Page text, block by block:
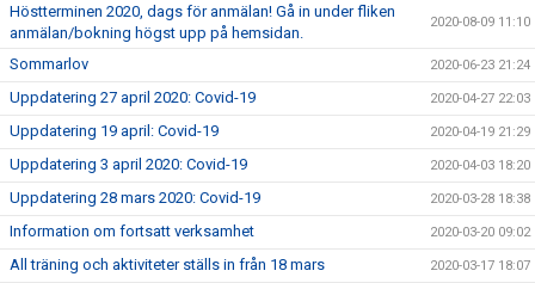
Höstterminen 2020, dags för anmälan! Gå in under fliken
anmälan/bokning högst upp på hemsidan.
2020-08-09 11:10
Sommarlov 2020-06-23 21:24
Uppdatering 27 april 2020: Covid-19 2020-04-27 22:03
Uppdatering 19 april: Covid-19 2020-04-19 21:29
Uppdatering 3 april 2020: Covid-19 2020-04-03 18:20
Uppdatering 28 mars 2020: Covid-19 2020-03-28 18:38
Information om fortsatt verksamhet 2020-03-20 09:02
All träning och aktiviteter ställs in från 18 mars 2020-03-17 18:07